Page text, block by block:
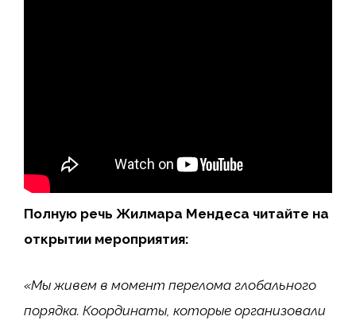
Полную речь Жилмара Мендеса читайте на
открытии мероприятия:
«Мы живем в момент перелома глобального
порядка. Координаты, которые организовали